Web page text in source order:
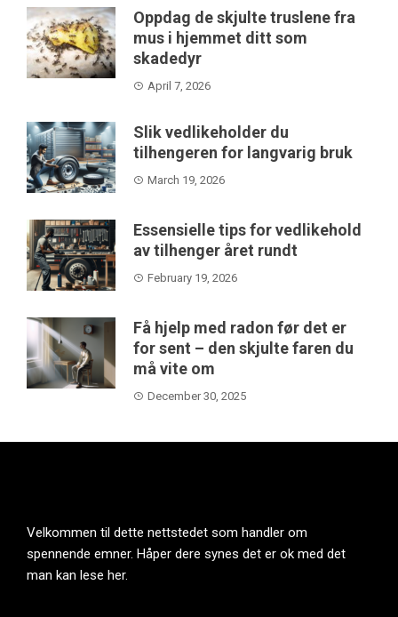
Oppdag de skjulte truslene fra
mus i hjemmet ditt som
skadedyr
April 7, 2026
Slik vedlikeholder du
tilhengeren for langvarig bruk
March 19, 2026
Essensielle tips for vedlikehold
av tilhenger året rundt
February 19, 2026
Få hjelp med radon før det er
for sent – den skjulte faren du
må vite om
December 30, 2025
Velkommen til dette nettstedet som handler om
spennende emner. Håper dere synes det er ok med det
man kan lese her.